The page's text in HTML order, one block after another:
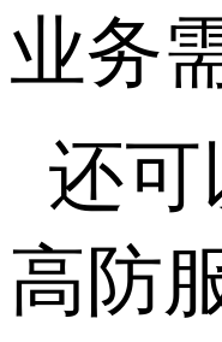
业务
还
高防